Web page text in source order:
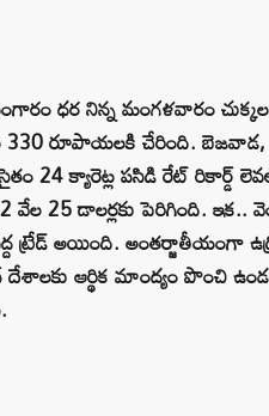
ధర నిన్న మంగళవారం
రూపాయలకి చేరింది.
24 క్యారెట్ల పసిడి రేట్‌
వేల 25 డాలర్లకు పెరిగింది.
ట్రేడ్‌ అయింది. అంతర్జాతీయంగా
ఆర్థిక మాంద్యం పొంచి